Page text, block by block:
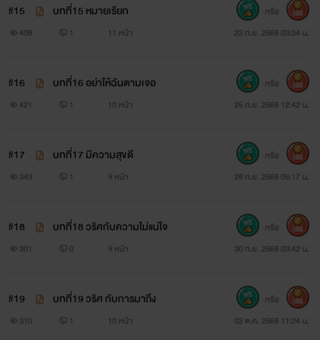
#15 บทที่15 หมายเรียก
408 1 11 หน้า 23 ก.ย. 2568 03:34 น.
หรือ 300
#16 บทที่16 อย่าให้ฉันตามเจอ
421 1 10 หน้า 25 ก.ย. 2568 12:42 น.
หรือ 300
#17 บทที่17 มีความสุขดี
349 1 9 หน้า 28 ก.ย. 2568 05:17 น.
หรือ 300
#18 บทที่18 วริศกับความไม่แน่ใจ
301 0 9 หน้า 30 ก.ย. 2568 03:42 น.
หรือ 300
#19 บทที่19 วริศ กับการมาถึง
310 1 10 หน้า 02 ต.ค. 2568 11:24 น.
หรือ 300